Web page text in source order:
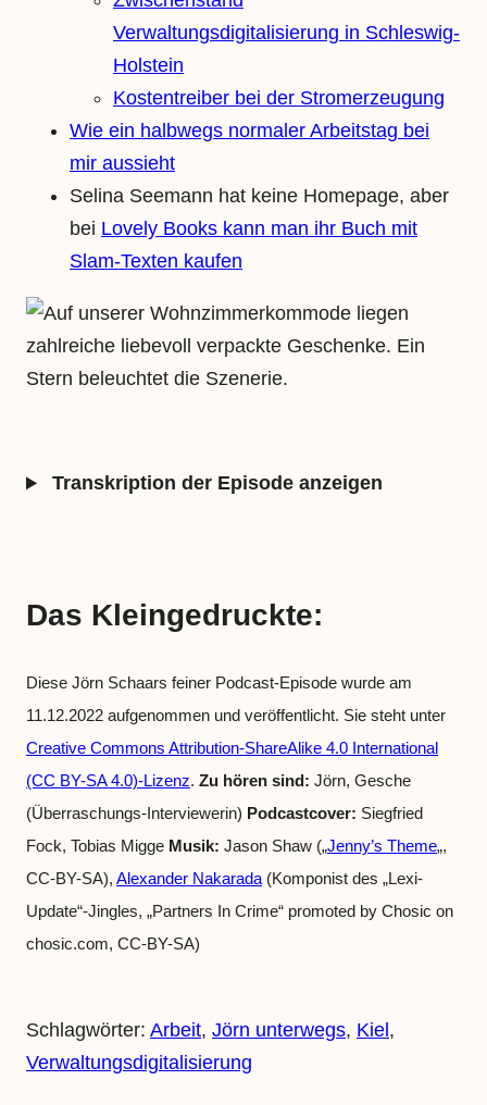
Verwaltungsdigitalisierung in Schleswig-
Holstein
Kostentreiber bei der Stromerzeugung
Wie ein halbwegs normaler Arbeitstag bei
mir aussieht
Selina Seemann hat keine Homepage, aber
bei Lovely Books kann man ihr Buch mit
Slam-Texten kaufen
Transkription der Episode anzeigen
Das Kleingedruckte:
Diese Jörn Schaars feiner Podcast-Episode wurde am
11.12.2022 aufgenommen und veröffentlicht. Sie steht unter
Creative Commons Attribution-ShareAlike 4.0 International
(CC BY-SA 4.0)-Lizenz. Zu hören sind: Jörn, Gesche
(Überraschungs-Interviewerin) Podcastcover: Siegfried
Fock, Tobias Migge Musik: Jason Shaw („Jenny’s Theme„,
CC-BY-SA), Alexander Nakarada (Komponist des „Lexi-
Update“-Jingles, „Partners In Crime“ promoted by Chosic on
chosic.com, CC-BY-SA)
Schlagwörter: Arbeit, Jörn unterwegs, Kiel
Verwaltungsdigitalisierung